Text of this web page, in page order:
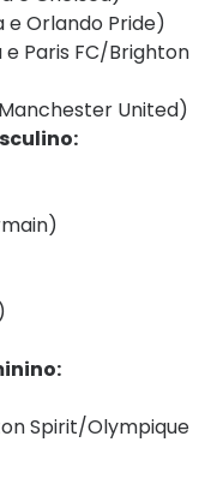
Orlando Pride)
Paris FC/Brighton
United)
Spirit/Olympique